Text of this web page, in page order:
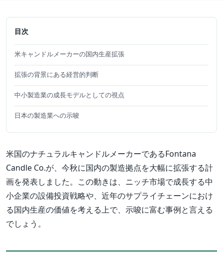
目次
米キャンドルメーカーの国内生産拡張
拡張の背景にある経営的判断
中小製造業の成長モデルとしての視点
日本の製造業への示唆
米国のナチュラルキャンドルメーカーであるFontana
Candle Co.が、今秋に国内の製造拠点を大幅に拡張する計
画を発表しました。この動きは、ニッチ市場で成長する中
小企業の設備投資戦略や、近年のサプライチェーンにおけ
る国内生産の価値を考える上で、示唆に富む事例と言える
でしょう。